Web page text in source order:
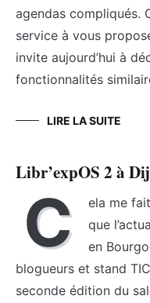
agendas compliqués.
service à vous
invite aujourd’hui à
fonctionnalités
LIRE LA SUITE
Libr’expOS 2 à
C
ela me
que
en
blogueurs et stand
seconde édition du